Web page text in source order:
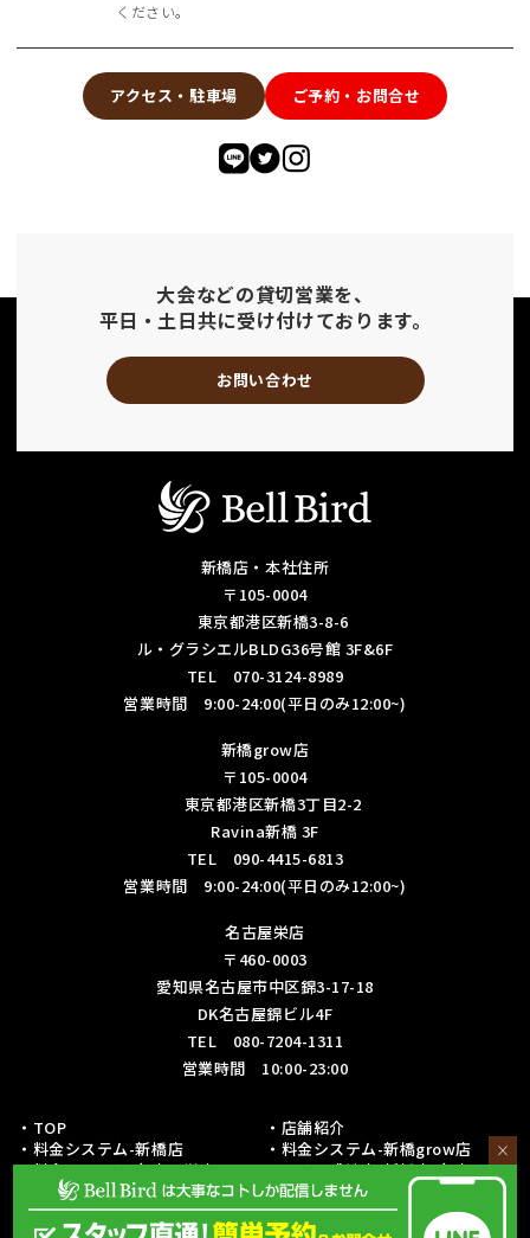
ください。
アクセス・駐車場 ご予約・お問合せ
大会などの貸切営業を、
平日・土日共に受け付けております。
お問い合わせ
新橋店・本社住所
〒105-0004
東京都港区新橋3-8-6
ル・グラシエルBLDG36号館 3F&6F
TEL 070-3124-8989
営業時間 9:00-24:00(平日のみ12:00~)
新橋grow店
〒105-0004
東京都港区新橋3丁目2-2
Ravina新橋 3F
TEL 090-4415-6813
営業時間 9:00-24:00(平日のみ12:00~)
名古屋栄店
〒460-0003
愛知県名古屋市中区錦3-17-18
DK名古屋錦ビル4F
TEL 080-7204-1311
営業時間 10:00-23:00
・TOP
・店舗紹介
・料金システム-新橋店
・料金システム-新橋grow店
・料金システム-名古屋栄店
・フリー成績表-新橋店/名古屋栄
店
・各種リーグ戦成績表-新橋店
・各種リーグ戦成績表-名古屋栄店
×